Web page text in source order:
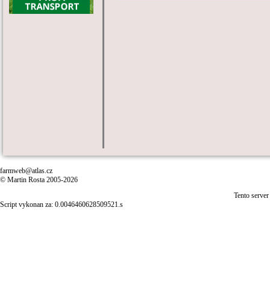
farmweb@atlas.cz
© Martin Rosta 2005-2026
Tento
Script vykonan za: 0.0046460628509521.s